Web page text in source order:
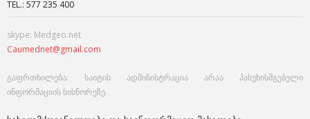
TEL.: 577 235 400
skype: Medgeo.net
Caumednet@gmail.com
გაფრთხილება: საიტის ადმინისტრაცია არაა პასუხისმგებელი
ინფორმაციის სისწორეზე.